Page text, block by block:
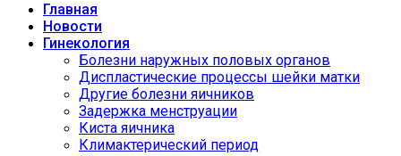
Главная
Новости
Гинекология
Болезни наружных половых органов
Диспластические процессы шейки матки
Другие болезни яичников
Задержка менструации
Киста яичника
Климактерический период